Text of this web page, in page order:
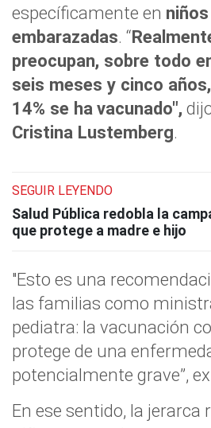
específicamente en
embarazadas. “
preocupan, sobre todo
seis meses y cinco
14% se ha vacunado",
Cristina Lustemberg.
SEGUIR LEYENDO
Salud Pública redobla la
que protege a madre e hijo
"Esto es una
las familias como
pediatra: la vacunación
protege de una
potencialmente grave”,
En ese sentido, la jerarca